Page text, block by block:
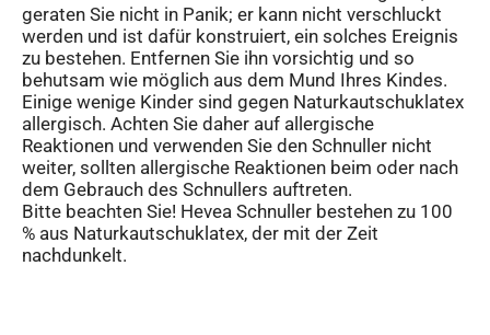
geraten Sie nicht in Panik; er kann nicht verschluckt
werden und ist dafür konstruiert, ein solches Ereignis
zu bestehen. Entfernen Sie ihn vorsichtig und so
behutsam wie möglich aus dem Mund Ihres Kindes.
Einige wenige Kinder sind gegen Naturkautschuklatex
allergisch. Achten Sie daher auf allergische
Reaktionen und verwenden Sie den Schnuller nicht
weiter, sollten allergische Reaktionen beim oder nach
dem Gebrauch des Schnullers auftreten.
Bitte beachten Sie! Hevea Schnuller bestehen zu 100
% aus Naturkautschuklatex, der mit der Zeit
nachdunkelt.